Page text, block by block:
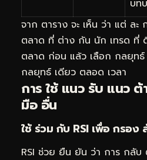
บท
จาก ตาราง จะ เห็น ว่า แต่ ล
ตลาด ที่ ต่าง กัน นัก เทรด ที่
ตลาด ก่อน แล้ว เลือก กลยุทธ์
กลยุทธ์ เดียว ตลอด เวลา
การ ใช้ แนว รับ แนว
มือ อื่น
ใช้ ร่วม กับ RSI เพื่อ กรอ
RSI ช่วย ยืน ยัน ว่า การ กลั